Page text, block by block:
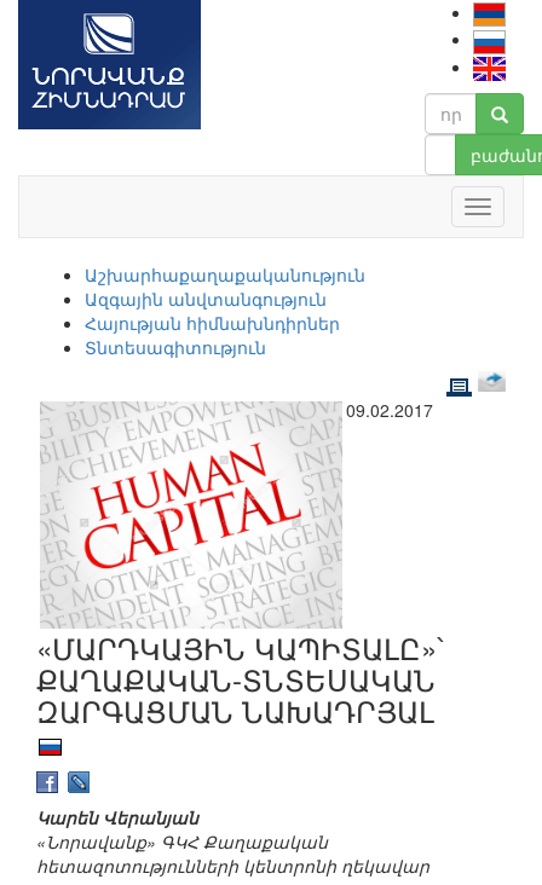
Աշխարհաքաղաքականություն
Ազգային անվտանգություն
Հայության հիմնախնդիրներ
Տնտեսագիտություն
09.02.2017
«ՄԱՐԴԿԱՅԻՆ ԿԱՊԻՏԱԼԸ»՝
ՔԱՂԱՔԱԿԱՆ-ՏՆՏԵՍԱԿԱՆ
ԶԱՐԳԱՑՄԱՆ ՆԱԽԱԴՐՅԱԼ
Կարեն Վերանյան
«Նորավանք» ԳԿՀ Քաղաքական
հետազոտությունների կենտրոնի ղեկավար